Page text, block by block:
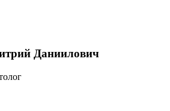
Даниилович